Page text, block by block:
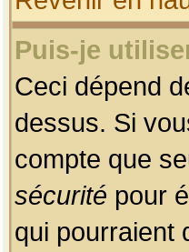
Puis-je
Ceci dépend
dessus. Si
compte que
sécurité pour
qui pourraient